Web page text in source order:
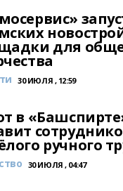
для
30 ИЮЛЯ , 12:59
в
ручного
30 ИЮЛЯ , 04:47